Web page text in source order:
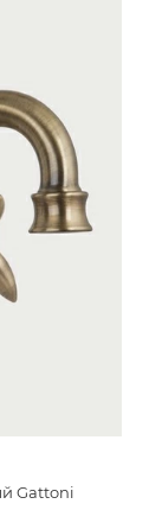
Gattoni